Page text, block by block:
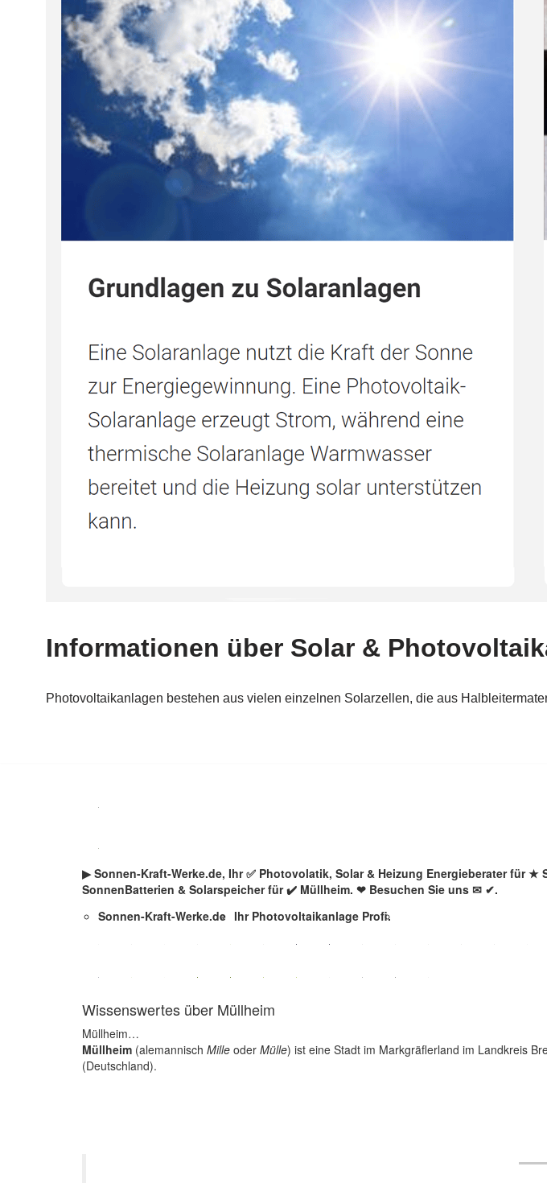
▶︎ Sonnen-Kraft-Werke.de, Ihr ✅ Photovolatik, Solar & Heizung Energieberater
SonnenBatterien & Solarspeicher für ✔️ Müllheim. ❤ Besuchen Sie uns ✉ ✔.
Sonnen-Kraft-Werke.de Ihr Photovoltaikanlage Profi.
Wissenswertes über Müllheim
Müllheim…
Müllheim (alemannisch Mille oder Mülle) ist eine Stadt im Markgräflerland im Landkreis
(Deutschland).